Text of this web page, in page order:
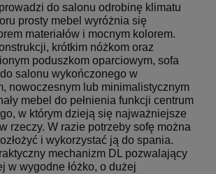
do salonu odrobinę klimatu
prosty mebel wyróżnia się
materiałów i mocnym kolorem.
krótkim nóżkom oraz
poduszkom oparciowym, sofa
salonu wykończonego w
nowoczesnym lub minimalistycznym
mebel do pełnienia funkcji centrum
w którym dzieją się najważniejsze
rzeczy. W razie potrzeby sofę można
i wykorzystać ją do spania.
mechanizm DL pozwalający
w wygodne łóżko, o dużej